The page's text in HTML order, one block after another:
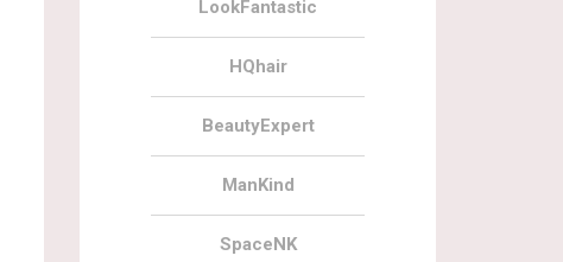
LookFantastic
HQhair
BeautyExpert
ManKind
SpaceNK